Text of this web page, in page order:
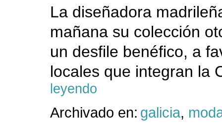
La diseñadora
mañana su colección
un desfile benéfico, a
locales que integran la
leyendo
Archivado en: galicia,